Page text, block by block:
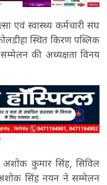
एवं स्वास्थ्य कर्मचारी संघ
स्थित किरण पब्लिक
की अध्यक्षता विनय
कुमार सिंह, सिविल
सिंह नयन ने सम्मेलन